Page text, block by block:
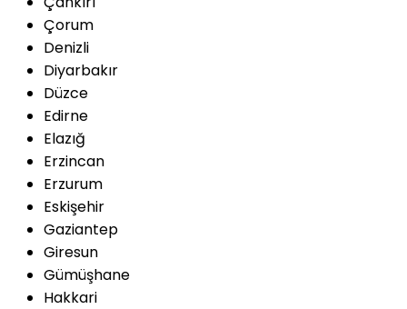
Çorum
Denizli
Diyarbakır
Düzce
Edirne
Elazığ
Erzincan
Erzurum
Eskişehir
Gaziantep
Giresun
Gümüşhane
Hakkari